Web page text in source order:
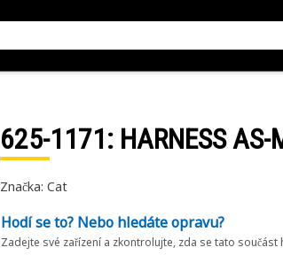
625-1171: HARNESS AS-
Značka: Cat
Hodí se to? Nebo hledáte opravu?
Zadejte své zařízení a zkontrolujte, zda se tato